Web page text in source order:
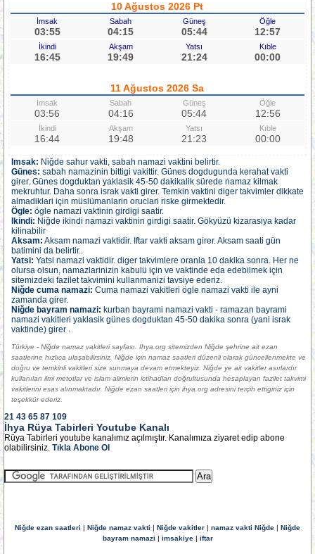
10 Ağustos 2026 Pt
İmsak
03:55
Sabah
04:15
Güneş
05:44
Öğle
12:57
İkindi
16:45
Akşam
19:49
Yatsı
21:24
Kıble
00:00
11 Ağustos 2026 Sa
İmsak
03:56
Sabah
04:16
Güneş
05:44
Öğle
12:56
İkindi
16:44
Akşam
19:48
Yatsı
21:23
Kıble
00:00
Imsak: Niğde sahur vakti, sabah namazi vaktini belirtir.
Günes: sabah namazinin bittigi vakittir. Günes dogdugunda kerahat vakti
girer. Günes dogduktan yaklasik 45-50 dakikalik sürede namaz kilmak
mekruhtur. Daha sonra israk vakti girer. Temkin vaktini diger takvimler dikkate
almadiklari için müslümanlarin oruclari riske girmektedir.
Ögle: ögle namazi vaktinin girdigi saatir.
Ikindi: Niğde ikindi namazi vaktinin girdigi saatir. Gökyüzü kizarasiya kadar
kilinabilir
Aksam: Aksam namazi vaktidir. Iftar vakti aksam girer. Aksam saati gün
batimini da belirtir..
Yatsi: Yatsi namazi vaktidir. diger takvimlere oranla 10 dakika sonra. Her ne
olursa olsun, namazlarinizin kabulü için ve vaktinde eda edebilmek için
sitemizdeki fazilet takvimini kullanmanizi tavsiye ederiz.
Niğde cuma namazi: Cuma namazi vakitleri ögle namazi vakti ile ayni
zamanda girer.
Niğde bayram namazi: kurban bayrami namazi vakti - ramazan bayrami
namazi vakitleri yaklasik günes dogduktan 45-50 dakika sonra (yani israk
vaktinde) girer .
Türkiye - Niğde namaz vakitleri sayfası. Ihya.org sitemizden Niğde şehrine ait ezan
saatlerine hızlıca ulaşabilirsiniz. Niğde için namaz saatleri düzenli olarak güncellenmekte ve
doğru ve temkinli vakitleri size sunmaya devam etmekteyiz. Niğde ye ait vakitler asırlardır
kullanılan ilmi metotlar ve islam alimlerin ictihadları doğrultusunda hesaplayan fazilet takvimi
vakitlerini esas alınmaktadır. Niğde ezan saatleri için ihya.org adresini terçih ettiginiz için
teşekkür ederiz.
21 43 65 87 109
İhya Rüya Tabirleri Youtube Kanalı
Rüya Tabirleri youtube kanalımız açılmıştır. Kanalımıza ziyaret edip abone
olabilirsiniz. Tıkla Abone Ol
Niğde ezan saatleri | Niğde namaz vakti | Niğde vakitler | namaz vakti Niğde | Niğde
bayram namazi | imsakiye| iftar